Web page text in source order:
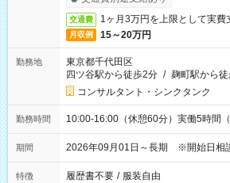
交通費 1ヶ月3万円を上限として実費
月収例 15～20万円
勤務地
東京都千代田区
四ツ谷駅から徒歩2分 / 麹町駅から
コンサルタント・シンクタンク
勤務時間 10:00-16:00（休憩60分）実働5時間（
期間 2026年09月01日～長期 ※開始日相
特徴 履歴書不要 / 服装自由